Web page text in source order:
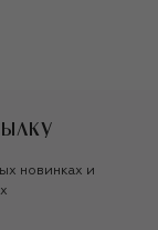
новинках и